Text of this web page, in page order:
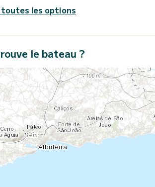
les options
le bateau ?